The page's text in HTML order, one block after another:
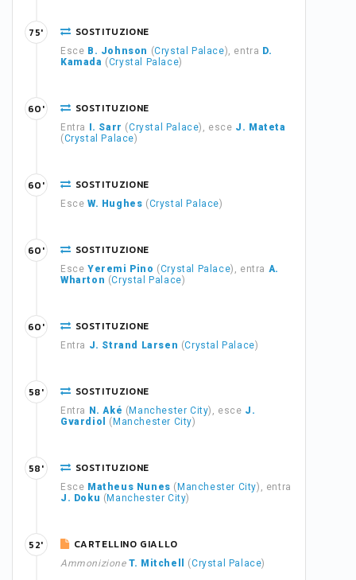
SOSTITUZIONE
Esce B. Johnson (Crystal Palace), entra D.
Kamada (Crystal Palace)
75'
SOSTITUZIONE
Entra I. Sarr (Crystal Palace), esce J. Mateta
(Crystal Palace)
60'
SOSTITUZIONE
Esce W. Hughes (Crystal Palace)
60'
SOSTITUZIONE
Esce Yeremi Pino (Crystal Palace), entra A.
Wharton (Crystal Palace)
60'
SOSTITUZIONE
Entra J. Strand Larsen (Crystal Palace)
60'
SOSTITUZIONE
Entra N. Aké ( Manchester City), esce J.
Gvardiol
( Manchester City)
58'
SOSTITUZIONE
Esce Matheus Nunes ( Manchester City), entra
J. Doku ( Manchester City)
58'
CARTELLINO GIALLO
Ammonizione T. Mitchell (Crystal Palace)
52'